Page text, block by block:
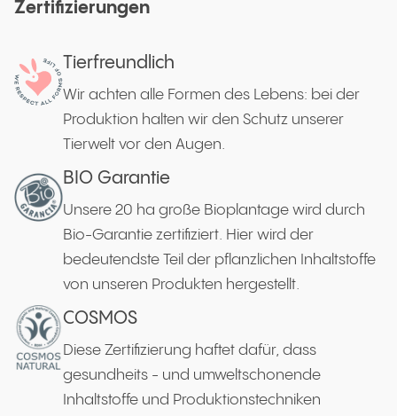
Zertifizierungen
Tierfreundlich
Wir achten alle Formen des Lebens: bei der
Produktion halten wir den Schutz unserer
Tierwelt vor den Augen.
BIO Garantie
Unsere 20 ha große Bioplantage wird durch
Bio-Garantie zertifiziert. Hier wird der
bedeutendste Teil der pflanzlichen Inhaltstoffe
von unseren Produkten hergestellt.
COSMOS
Diese Zertifizierung haftet dafür, dass
gesundheits - und umweltschonende
Inhaltstoffe und Produktionstechniken